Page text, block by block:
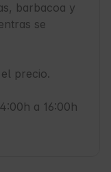
barbacoa y
se
precio.
a 16:00h